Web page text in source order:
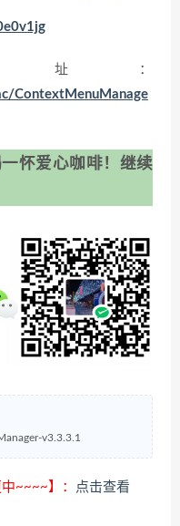
址：
ContextMenuManage
怀爱心咖啡！继续
v3.3.3.1
~~~~】： 点击查看